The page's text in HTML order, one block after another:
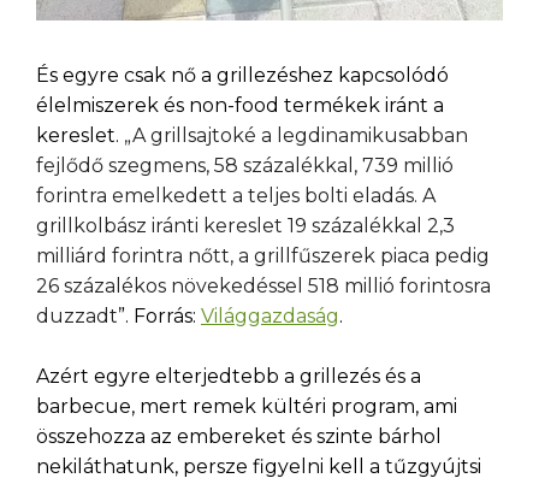
És egyre csak nő a grillezéshez kapcsolódó
élelmiszerek és non-food termékek iránt a
kereslet. „A grillsajtoké a legdinamikusabban
fejlődő szegmens, 58 százalékkal, 739 millió
forintra emelkedett a teljes bolti eladás. A
grillkolbász iránti kereslet 19 százalékkal 2,3
milliárd forintra nőtt, a grillfűszerek piaca pedig
26 százalékos növekedéssel 518 millió forintosra
duzzadt”. Forrás: Világgazdaság.
Azért egyre elterjedtebb a grillezés és a
barbecue, mert remek kültéri program, ami
összehozza az embereket és szinte bárhol
nekiláthatunk, persze figyelni kell a tűzgyújtsi